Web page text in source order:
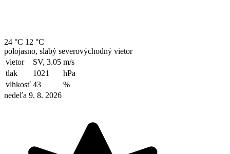
24 °C 12 °C
polojasno, slabý severovýchodný vietor
vietor
SV, 3.05 m/s
tlak
1021
hPa
vlhkosť 43
%
nedeľa 9. 8. 2026